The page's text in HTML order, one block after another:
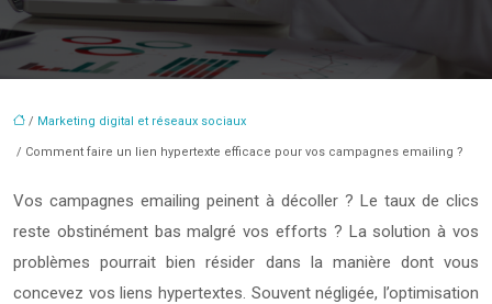
/ Marketing digital et réseaux sociaux
/ Comment faire un lien hypertexte efficace pour vos campagnes emailing ?
Vos campagnes emailing peinent à décoller ? Le taux de clics
reste obstinément bas malgré vos efforts ? La solution à vos
problèmes pourrait bien résider dans la manière dont vous
concevez vos liens hypertextes. Souvent négligée, l’optimisation